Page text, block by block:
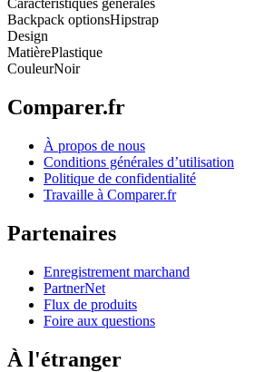
Caractéristiques générales
Backpack optionsHipstrap
Design
MatièrePlastique
CouleurNoir
Comparer.fr
À propos de nous
Conditions générales d’utilisation
Politique de confidentialité
Travaille à Comparer.fr
Partenaires
Enregistrement marchand
PartnerNet
Flux de produits
Foire aux questions
À l'étranger